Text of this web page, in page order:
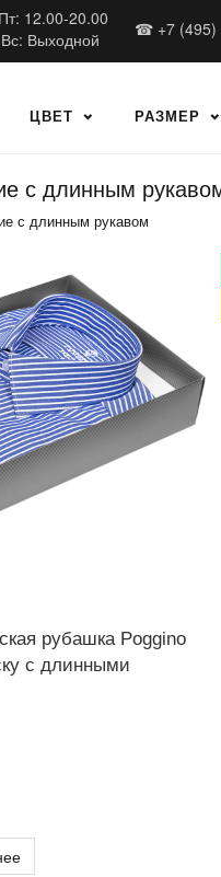
12.00-20.00
Выходной
☎ +7 (495)
ЦВЕТ РАЗМЕР
с длинным
с длинным рукавом
рубашка Poggino
с длинными